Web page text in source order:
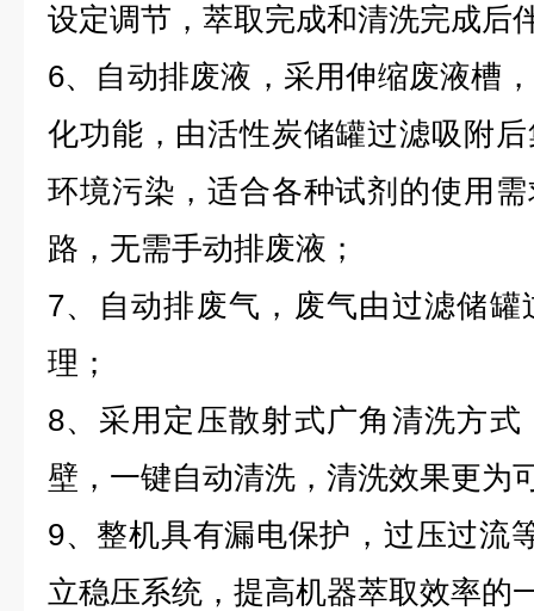
设定调节，萃取完成和清洗完成后
6、自动排废液，采用伸缩废液槽
化功能，由活性炭储罐过滤吸附
环境污染，适合各种试剂的使用
路，无需手动排废液；
7、自动排废气，废气由过滤储
理；
8、采用定压散射式广角清洗方
壁，一键自动清洗，清洗效果更为
9、整机具有漏电保护，过压过流
立稳压系统，提高机器萃取效率的